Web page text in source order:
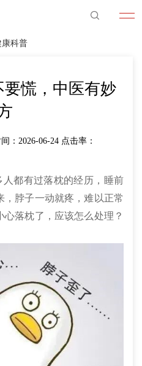
康科普
要慌，中医有妙
：2026-06-24 点击率：
人都有过落枕的经历，睡前
脖子一动就疼，难以正常
落枕了，应该怎么处理？